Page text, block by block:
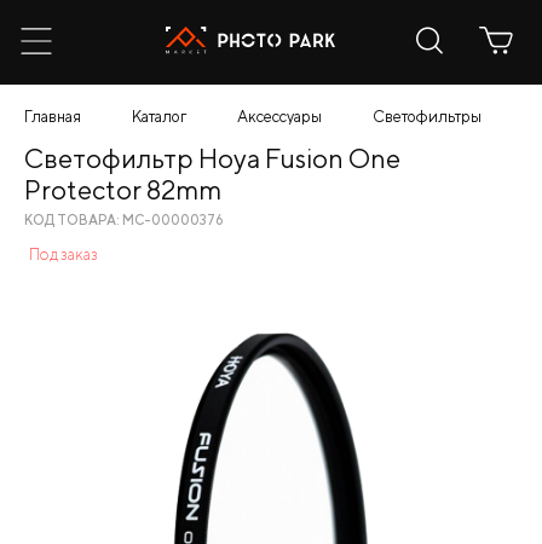
Главная Каталог Аксессуары Светофильтры
Светофильтр Hoya Fusion One
Protector 82mm
КОД ТОВАРА: МС-00000376
Под заказ